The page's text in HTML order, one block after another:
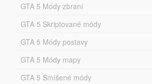
GTA 5 Módy zbraní
GTA 5 Skriptované módy
GTA 5 Módy postavy
GTA 5 Módy mapy
GTA 5 Smíšené módy